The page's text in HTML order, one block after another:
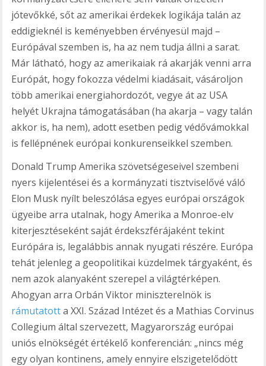
jótevőkké, sőt az amerikai érdekek logikája talán az
eddigieknél is keményebben érvényesül majd –
Európával szemben is, ha az nem tudja állni a sarat.
Már látható, hogy az amerikaiak rá akarják venni arra
Európát, hogy fokozza védelmi kiadásait, vásároljon
több amerikai energiahordozót, vegye át az USA
helyét Ukrajna támogatásában (ha akarja – vagy talán
akkor is, ha nem), adott esetben pedig védővámokkal
is fellépnének európai konkurenseikkel szemben.
Donald Trump Amerika szövetségeseivel szembeni
nyers kijelentései és a kormányzati tisztviselővé váló
Elon Musk nyílt beleszólása egyes európai országok
ügyeibe arra utalnak, hogy Amerika a Monroe-elv
kiterjesztéseként saját érdekszférájaként tekint
Európára is, legalábbis annak nyugati részére. Európa
tehát jelenleg a geopolitikai küzdelmek tárgyaként, és
nem azok alanyaként szerepel a világtérképen.
Ahogyan arra Orbán Viktor miniszterelnök is
rámutatotta XXI. Század Intézet és a Mathias Corvinus
Collegium által szervezett, Magyarország európai
uniós elnökségét értékelő konferencián: „nincs még
egy olyan kontinens, amely ennyire elszigetelődött